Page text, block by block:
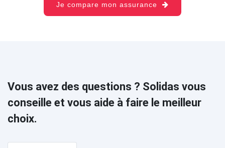
Je compare mon assurance
Vous avez des questions ? Solidas vous
conseille et vous aide à faire le meilleur
choix.